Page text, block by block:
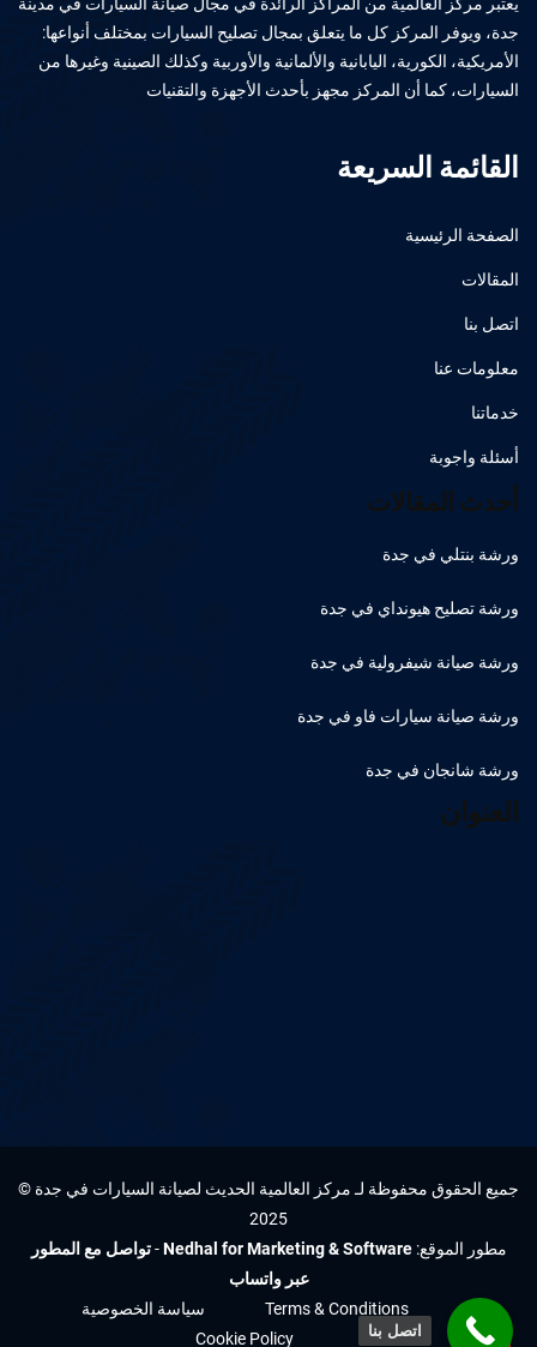
جدة، ويوفر المركز كل ما يتعلق بمجال تصليح السيارات بمختلف أنواعها:
الأمريكية، الكورية، اليابانية والألمانية والأوربية وكذلك الصينية وغيرها من
السيارات، كما أن المركز مجهز بأحدث الأجهزة والتقنيات
القائمة السريعة
الصفحة الرئيسية
المقالات
اتصل بنا
معلومات عنا
خدماتنا
أسئلة واجوبة
أحدث المقالات
ورشة بنتلي في جدة
ورشة تصليح هيونداي في جدة
ورشة صيانة شيفرولية في جدة
ورشة صيانة سيارات فاو في جدة
ورشة شانجان في جدة
العنوان
جميع الحقوق محفوظة لـ مركز العالمية الحديث لصيانة السيارات في جدة ©
2025
مطور الموقع:Nedhal for Marketing & Software
-تواصل مع المطور
عبر واتساب
Terms & Conditions
سياسة الخصوصية
Cookie Policy
اتصل بنا